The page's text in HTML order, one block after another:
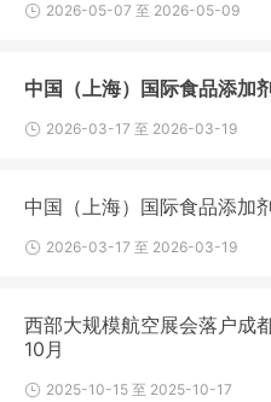
2026-05-07 至 2026-05-09
中国（上海）国际食品添加
2026-03-17 至 2026-03-19
中国（上海）国际食品添加
2026-03-17 至 2026-03-19
西部大规模航空展会落户成
10月
2025-10-15 至 2025-10-17